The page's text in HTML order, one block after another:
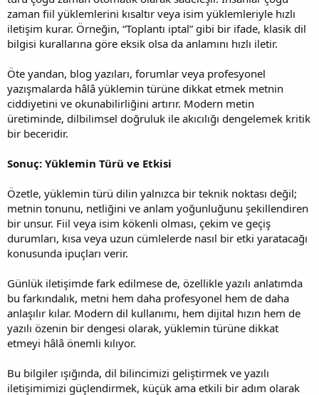
zaman fiil yüklemlerini kısaltır veya isim yüklemleriyle hızlı
iletişim kurar. Örneğin, “Toplantı iptal” gibi bir ifade, klasik dil
bilgisi kurallarına göre eksik olsa da anlamını hızlı iletir.
Öte yandan, blog yazıları, forumlar veya profesyonel
yazışmalarda hâlâ yüklemin türüne dikkat etmek metnin
ciddiyetini ve okunabilirliğini artırır. Modern metin
üretiminde, dilbilimsel doğruluk ile akıcılığı dengelemek kritik
bir beceridir.
Sonuç: Yüklemin Türü ve Etkisi
Özetle, yüklemin türü dilin yalnızca bir teknik noktası değil;
metnin tonunu, netliğini ve anlam yoğunluğunu şekillendiren
bir unsur. Fiil veya isim kökenli olması, çekim ve geçiş
durumları, kısa veya uzun cümlelerde nasıl bir etki yaratacağı
konusunda ipuçları verir.
Günlük iletişimde fark edilmese de, özellikle yazılı anlatımda
bu farkındalık, metni hem daha profesyonel hem de daha
anlaşılır kılar. Modern dil kullanımı, hem dijital hızın hem de
yazılı özenin bir dengesi olarak, yüklemin türüne dikkat
etmeyi hâlâ önemli kılıyor.
Bu bilgiler ışığında, dil bilincimizi geliştirmek ve yazılı
iletişimimizi güçlendirmek, küçük ama etkili bir adım olarak